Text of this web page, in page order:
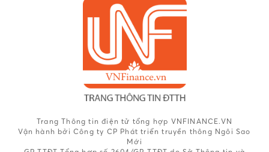
Trang Thông tin điện tử tổng hợp VNFINANCE.VN
Vận hành bởi Công ty CP Phát triển truyền thông Ngôi Sao
Mới